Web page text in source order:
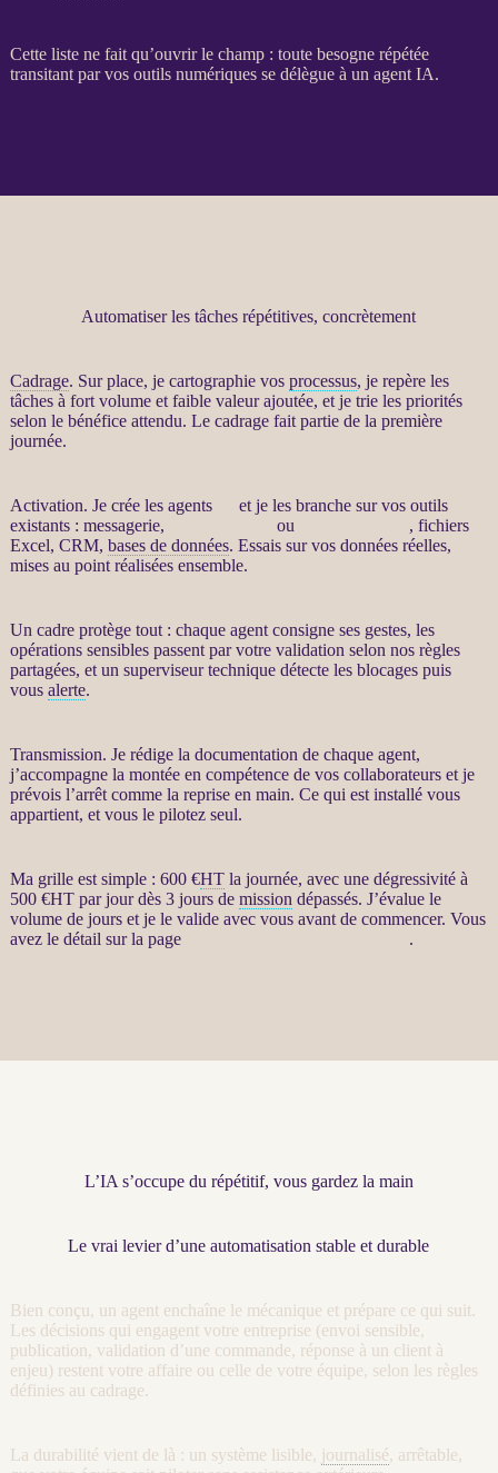
Cette liste ne fait qu’ouvrir le champ : toute besogne répétée
transitant par vos outils numériques se délègue à un agent IA.
Automatiser les tâches répétitives, concrètement
Cadrage. Sur place, je cartographie vos processus, je repère les
tâches à fort volume et faible valeur ajoutée, et je trie les priorités
selon le bénéfice attendu. Le cadragefait partie de la première
journée.
Activation. Je crée les agents
et je les branche sur vos outils
existants : messagerie,
ou
, fichiers
Excel, CRM, bases de données. Essais sur vos donnéesréelles,
mises au point réalisées ensemble.
Un cadre protège tout : chaque agentconsigne ses gestes, les
opérations sensibles passent par votre validation selon nos règles
partagées, et un superviseur technique détecte les blocages puis
vous alerte.
Transmission. Je rédige la documentation de chaque agent,
j’accompagne la montée en compétence de vos collaborateurs et je
prévois l’arrêt comme la reprise en main. Ce qui est installé vous
appartient, et vous le pilotez seul.
Ma grille est simple : 600 €HTla journée, avec une dégressivité à
500 €HTpar jour dès 3 jours de mission dépassés. J’évalue le
volume de jours et je le valide avec vous avant de commencer. Vous
avez le détail sur la page
.
L’IA s’occupe du répétitif, vous gardez la main
Le vrai levier d’une automatisation stable et durable
Bien conçu, un agent enchaîne le mécanique et prépare ce qui suit.
Les décisions qui engagent votre entreprise (envoi sensible,
publication, validation d’une commande, réponse à un client à
enjeu) restent votre affaire ou celle de votre équipe, selon les règles
définies au cadrage.
La durabilité vient de là : un système lisible, journalisé, arrêtable,